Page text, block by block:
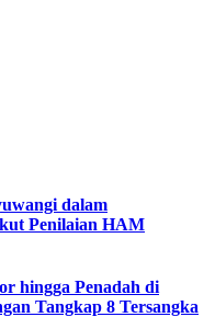
dalam
Penilaian HAM
hingga Penadah di
Tangkap 8 Tersangka